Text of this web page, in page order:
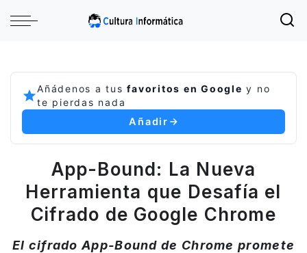
Añádenos a tusfavoritos en Google y no
te pierdas nada
Añadir
App-Bound: La Nueva
Herramienta que Desafía el
Cifrado de Google Chrome
El cifrado App-Bound de Chrome promete